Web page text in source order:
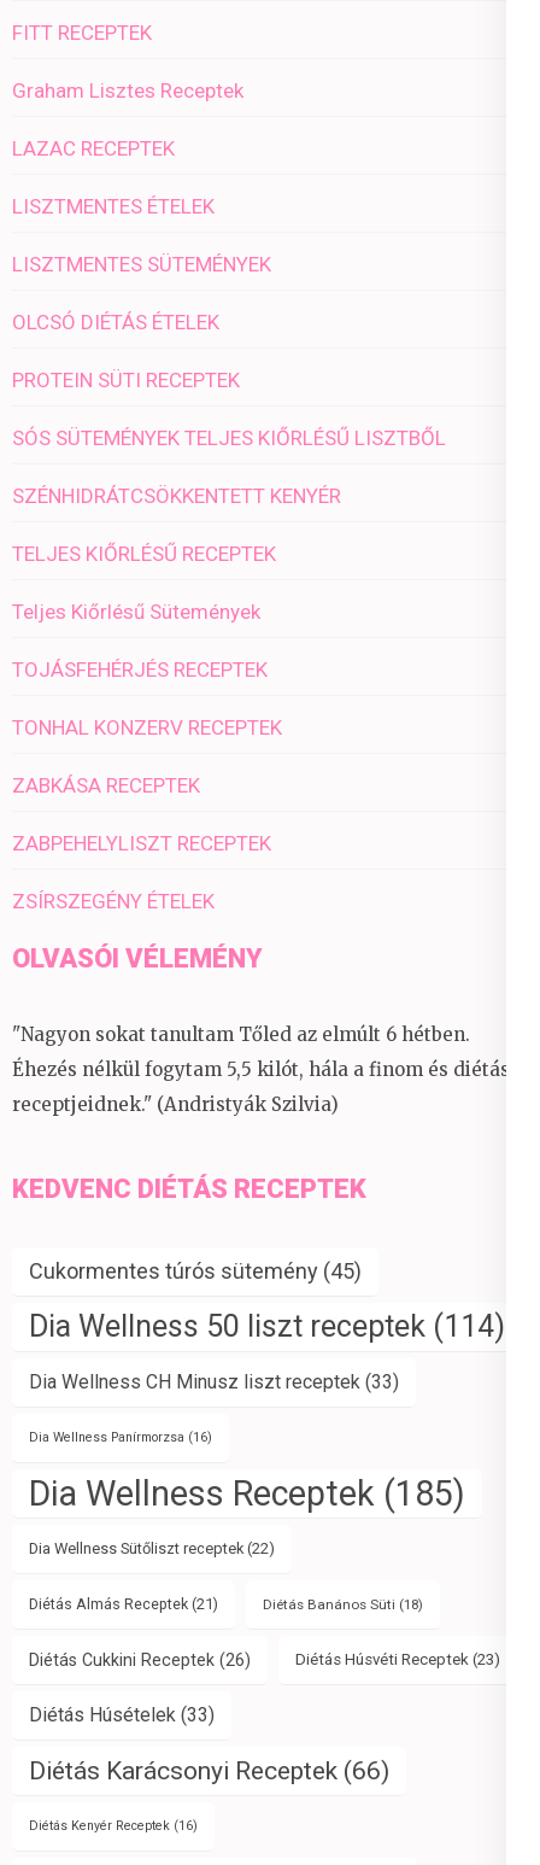
FITT RECEPTEK
Graham Lisztes Receptek
LAZAC RECEPTEK
LISZTMENTES ÉTELEK
LISZTMENTES SÜTEMÉNYEK
OLCSÓ DIÉTÁS ÉTELEK
PROTEIN SÜTI RECEPTEK
SÓS SÜTEMÉNYEK TELJES KIŐRLÉSŰ LISZTBŐL
SZÉNHIDRÁTCSÖKKENTETT KENYÉR
TELJES KIŐRLÉSŰ RECEPTEK
Teljes Kiőrlésű Sütemények
TOJÁSFEHÉRJÉS RECEPTEK
TONHAL KONZERV RECEPTEK
ZABKÁSA RECEPTEK
ZABPEHELYLISZT RECEPTEK
ZSÍRSZEGÉNY ÉTELEK
OLVASÓI VÉLEMÉNY
"Nagyon sokat tanultam Tőled az elmúlt 6 hétben.
Éhezés nélkül fogytam 5,5 kilót, hála a finom és diétás
receptjeidnek." (Andristyák Szilvia)
KEDVENC DIÉTÁS RECEPTEK
Cukormentes túrós sütemény (45)
Dia Wellness 50 liszt receptek (114)
Dia Wellness CH Minusz liszt receptek (33)
Dia Wellness Panírmorzsa (16)
Dia Wellness Receptek (185)
Dia Wellness Sütőliszt receptek(22)
Diétás Almás Receptek (21) Diétás Banános Süti (18)
Diétás Cukkini Receptek (26) Diétás Húsvéti Receptek (23)
Diétás Húsételek (33)
Diétás Karácsonyi Receptek (66)
Diétás Kenyér Receptek (16)